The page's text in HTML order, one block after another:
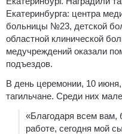
Екатеринбурга: центра
больницы №23, детской
областной клинической
медучреждений оказали
подъездов.
В день церемонии, 10
тагильчане. Среди них
«Благодаря всем вам,
работе, сегодня мой